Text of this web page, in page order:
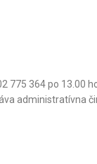
775 364 po 13.00
administratívna